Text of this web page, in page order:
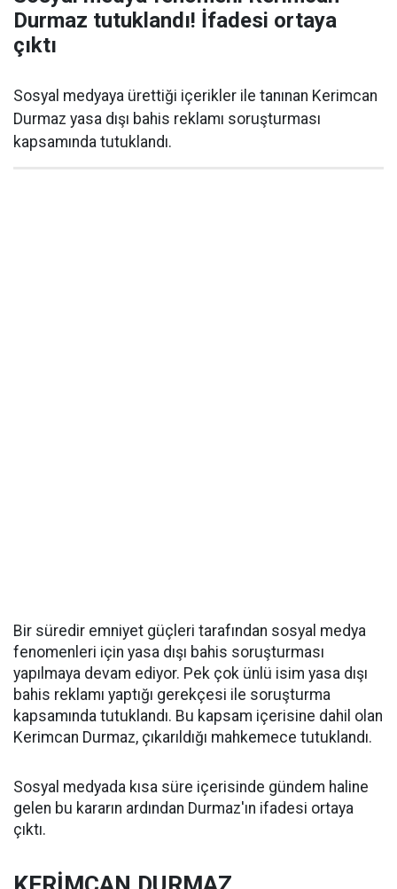
Durmaz tutuklandı! İfadesi ortaya
çıktı
Sosyal medyaya ürettiği içerikler ile tanınan Kerimcan
Durmaz yasa dışı bahis reklamı soruşturması
kapsamında tutuklandı.
Bir süredir emniyet güçleri tarafından sosyal medya
fenomenleri için yasa dışı bahis soruşturması
yapılmaya devam ediyor. Pek çok ünlü isim yasa dışı
bahis reklamı yaptığı gerekçesi ile soruşturma
kapsamında tutuklandı. Bu kapsam içerisine dahil olan
Kerimcan Durmaz, çıkarıldığı mahkemece tutuklandı.
Sosyal medyada kısa süre içerisinde gündem haline
gelen bu kararın ardından Durmaz'ın ifadesi ortaya
çıktı.